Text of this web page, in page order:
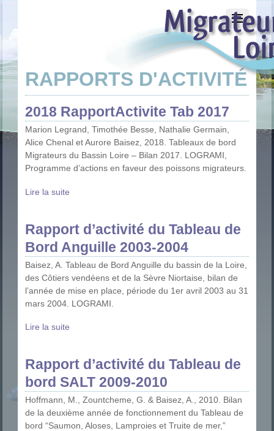
RAPPORTS D'ACTIVITÉ
2018 RapportActivite Tab 2017
Marion Legrand, Timothée Besse, Nathalie Germain,
Alice Chenal et Aurore Baisez, 2018. Tableaux de bord
Migrateurs du Bassin Loire – Bilan 2017. LOGRAMI,
Programme d’actions en faveur des poissons migrateurs.
Lire la suite
Rapport d’activité du Tableau de
Bord Anguille 2003-2004
Baisez, A. Tableau de Bord Anguille du bassin de la Loire,
des Côtiers vendéens et de la Sèvre Niortaise, bilan de
lʼannée de mise en place, période du 1er avril 2003 au 31
mars 2004. LOGRAMI.
Lire la suite
Rapport d’activité du Tableau de
bord SALT 2009-2010
Hoffmann, M., Zountcheme, G. & Baisez, A., 2010. Bilan
de la deuxième année de fonctionnement du Tableau de
bord “Saumon, Aloses, Lamproies et Truite de mer,”